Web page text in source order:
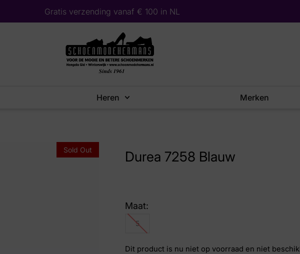
Gratis verzending vanaf € 100 in NL
Heren Merken
Sold Out Durea 7258 Blauw
Maat:
5
Dit product is nu niet op voorraad en niet